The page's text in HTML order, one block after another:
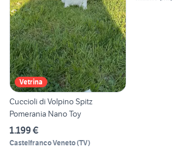
Vetrina
Cuccioli di Volpino Spitz
Pomerania Nano Toy
1.199 €
Castelfranco Veneto(TV)